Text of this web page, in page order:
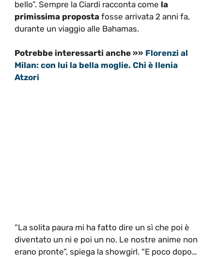
bello”. Sempre la Ciardi racconta come la
primissima proposta fosse arrivata 2 anni fa,
durante un viaggio alle Bahamas.
Potrebbe interessarti anche »» Florenzi al
Milan: con lui la bella moglie. Chi è Ilenia
Atzori
“La solita paura mi ha fatto dire un sì che poi è
diventato un ni e poi un no. Le nostre anime non
erano pronte”, spiega la showgirl. “E poco dopo…